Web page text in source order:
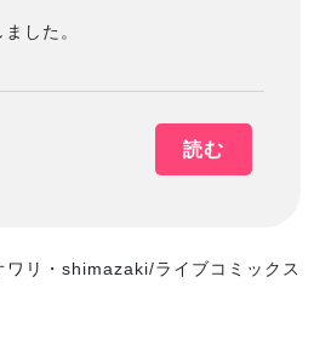
した。
読む
ワリ・shimazaki/ライブコミックス